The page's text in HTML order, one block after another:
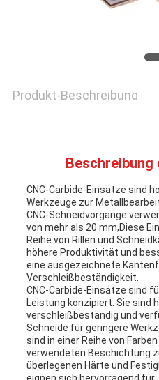
Produkt-Beschreibung
CNC-Carbide-Einsätze sind
Werkzeuge zur
CNC-Schneidvorgänge
von mehr als 20 mm,Diese
Reihe von Rillen und
höhere Produktivität und
eine ausgezeichnete
Verschleißbeständigkeit.
CNC-Carbide-Einsätze sind
Leistung konzipiert. Sie sind
verschleißbeständig und
Schneide für geringere
sind in einer Reihe von
verwendeten Beschichtung
überlegenen Härte und